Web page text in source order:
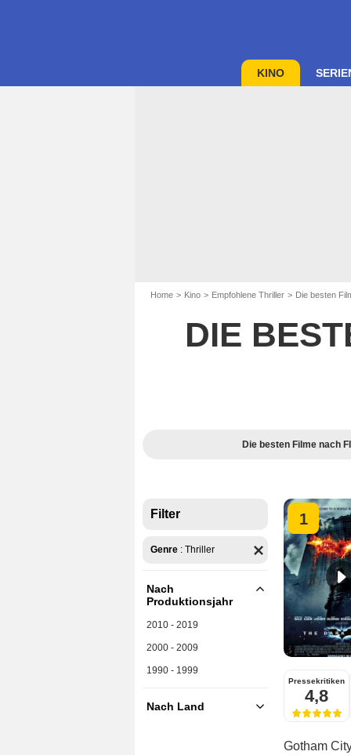
KINO
Home Kino Empfohlene Thriller Die besten
DIE
Die besten Filme nach
Filter
Genre : Thriller
Nach
Produktionsjahr
2010 - 2019
2000 - 2009
1990 - 1999
Nach Land
1
Pressekritiken
4,8
Gotham